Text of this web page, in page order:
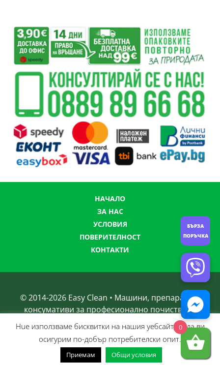
НАЧАЛО
ЗА НАС
УСЛОВИЯ
ПОВЕРИТЕЛНОСТ
КОНТАКТИ
© 2014-2026 Easy Clean • Машини, препарати и
консумативи за професионално почистване
Нue използвамe бисквитки на нашия уебсайт, за да ви
осигурим по-добър потребителски опит.
Приемам Общи условия
0
БЪРЗА
ПОРЪЧКА